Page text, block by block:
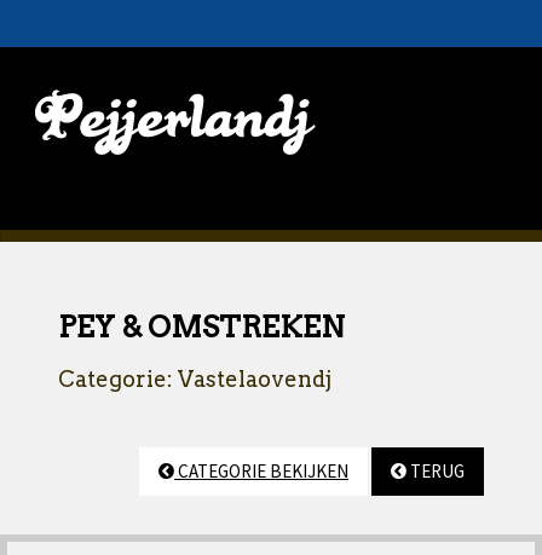
PEY & OMSTREKEN
Categorie: Vastelaovendj
CATEGORIE BEKIJKEN TERUG